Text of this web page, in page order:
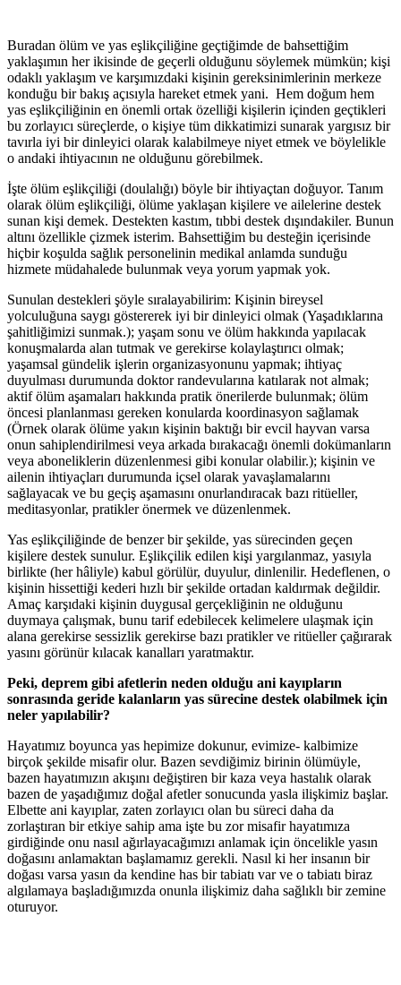
Buradan ölüm ve yas eşlikçiliğine geçtiğimde de bahsettiğim
yaklaşımın her ikisinde de geçerli olduğunu söylemek mümkün; kişi
odaklı yaklaşım ve karşımızdaki kişinin gereksinimlerinin merkeze
konduğu bir bakış açısıyla hareket etmek yani. Hem doğum hem
yas eşlikçiliğinin en önemli ortak özelliği kişilerin içinden geçtikleri
bu zorlayıcı süreçlerde, o kişiye tüm dikkatimizi sunarak yargısız bir
tavırla iyi bir dinleyici olarak kalabilmeye niyet etmek ve böylelikle
o andaki ihtiyacının ne olduğunu görebilmek.
İşte ölüm eşlikçiliği (doulalığı) böyle bir ihtiyaçtan doğuyor. Tanım
olarak ölüm eşlikçiliği, ölüme yaklaşan kişilere ve ailelerine destek
sunan kişi demek. Destekten kastım, tıbbi destek dışındakiler. Bunun
altını özellikle çizmek isterim. Bahsettiğim bu desteğin içerisinde
hiçbir koşulda sağlık personelinin medikal anlamda sunduğu
hizmete müdahalede bulunmak veya yorum yapmak yok.
Sunulan destekleri şöyle sıralayabilirim: Kişinin bireysel
yolculuğuna saygı göstererek iyi bir dinleyici olmak (Yaşadıklarına
şahitliğimizi sunmak.); yaşam sonu ve ölüm hakkında yapılacak
konuşmalarda alan tutmak ve gerekirse kolaylaştırıcı olmak;
yaşamsal gündelik işlerin organizasyonunu yapmak; ihtiyaç
duyulması durumunda doktor randevularına katılarak not almak;
aktif ölüm aşamaları hakkında pratik önerilerde bulunmak; ölüm
öncesi planlanması gereken konularda koordinasyon sağlamak
(Örnek olarak ölüme yakın kişinin baktığı bir evcil hayvan varsa
onun sahiplendirilmesi veya arkada bırakacağı önemli dokümanların
veya aboneliklerin düzenlenmesi gibi konular olabilir.); kişinin ve
ailenin ihtiyaçları durumunda içsel olarak yavaşlamalarını
sağlayacak ve bu geçiş aşamasını onurlandıracak bazı ritüeller,
meditasyonlar, pratikler önermek ve düzenlenmek.
Yas eşlikçiliğinde de benzer bir şekilde, yas sürecinden geçen
kişilere destek sunulur. Eşlikçilik edilen kişi yargılanmaz, yasıyla
birlikte (her hâliyle) kabul görülür, duyulur, dinlenilir. Hedeflenen, o
kişinin hissettiği kederi hızlı bir şekilde ortadan kaldırmak değildir.
Amaç karşıdaki kişinin duygusal gerçekliğinin ne olduğunu
duymaya çalışmak, bunu tarif edebilecek kelimelere ulaşmak için
alana gerekirse sessizlik gerekirse bazı pratikler ve ritüeller çağırarak
yasını görünür kılacak kanalları yaratmaktır.
Peki, deprem gibi afetlerin neden olduğu ani kayıpların
sonrasında geride kalanların yas sürecine destek olabilmek için
neler yapılabilir?
Hayatımız boyunca yas hepimize dokunur, evimize- kalbimize
birçok şekilde misafir olur. Bazen sevdiğimiz birinin ölümüyle,
bazen hayatımızın akışını değiştiren bir kaza veya hastalık olarak
bazen de yaşadığımız doğal afetler sonucunda yasla ilişkimiz başlar.
Elbette ani kayıplar, zaten zorlayıcı olan bu süreci daha da
zorlaştıran bir etkiye sahip ama işte bu zor misafir hayatımıza
girdiğinde onu nasıl ağırlayacağımızı anlamak için öncelikle yasın
doğasını anlamaktan başlamamız gerekli. Nasıl ki her insanın bir
doğası varsa yasın da kendine has bir tabiatı var ve o tabiatı biraz
algılamaya başladığımızda onunla ilişkimiz daha sağlıklı bir zemine
oturuyor.